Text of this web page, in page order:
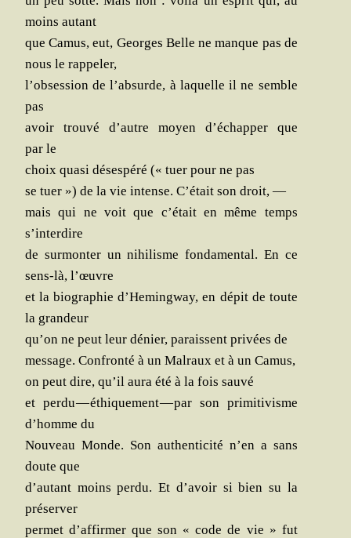
moins autant
que Camus, eut, Georges Belle ne manque pas de
nous le rappeler,
l’obsession de l’absurde, à laquelle il ne semble
pas
avoir trou­vé d’autre moyen d’échapper que
par le
choix qua­si déses­pé­ré (« tuer pour ne pas
se tuer ») de la vie intense. C’était son droit, —
mais qui ne voit que c’était en même temps
s’interdire
de sur­mon­ter un nihi­lisme fon­da­men­tal. En ce
sens-là, l’œuvre
et la bio­gra­phie d’Hemingway, en dépit de toute
la grandeur
qu’on ne peut leur dénier, paraissent pri­vées de
mes­sage. Confron­té à un Mal­raux et à un Camus,
on peut dire, qu’il aura été à la fois sauvé
et per­du — éthi­que­ment — par son pri­mi­ti­visme
d’homme du
Nou­veau Monde. Son authen­ti­ci­té n’en a sans
doute que
d’autant moins per­du. Et d’avoir si bien su la
préserver
per­met d’affirmer que son « code de vie » fut